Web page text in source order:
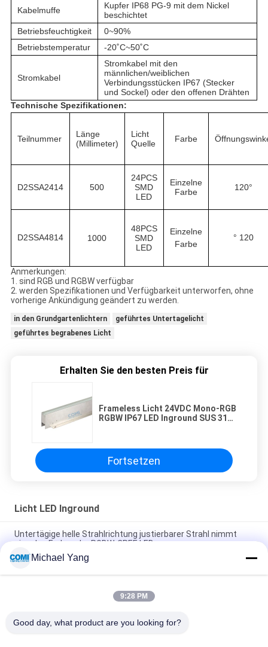
Kabelmuffe
Kupfer IP68 PG-9 mit dem Nickel
beschichtet
Betriebsfeuchtigkeit
0~90%
Betriebstemperatur
-20˚C~50˚C
Stromkabel
Stromkabel mit den
männlichen/weiblichen
Verbindungsstücken IP67 (Stecker
und Sockel) oder den offenen Drähten
Technische Spezifikationen:
Teilnummer
Länge
(Millimeter)
Licht
Quelle
Farbe
D2SSA2414 500
24PCS
SMD
LED
Einzelne
Farbe
120°
D2SSA4814 1000
48PCS
SMD
LED
Einzelne
Farbe
° 120
Anmerkungen:
1. sind RGB und RGBW verfügbar
2. werden Spezifikationen und Verfügbarkeit unterworfen, ohne
vorherige Ankündigung geändert zu werden.
in den Grundgartenlichtern
geführtes Untertagelicht
geführtes begrabenes Licht
Erhalten Sie den besten Preis für
Frameless Licht 24VDC Mono-RGB
RGBW IP67 LED Inground SUS 316
Fortsetzen
Licht LED Inground
Untertägige helle Strahlrichtung justierbarer Strahl nimmt
einzelne Farbe oder RGBW-CREE LED an
DMX512 IP67 für Untertagelandschaft im Freien Lighitng
Vertieft unter beleuchtendem GRUNDPFEILER im Freien LED
Michael Yang
9:28 PM
Good day, what product are you looking for?